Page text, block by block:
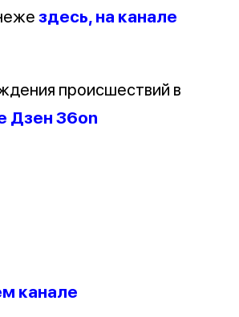
здесь, на канале
происшествий в
Дзен 36on
канале